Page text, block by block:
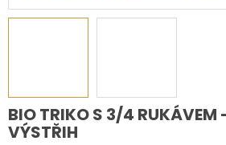
BIO TRIKO S 3/4 RUKÁVEM
VÝSTŘIH